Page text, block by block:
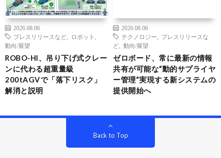
2026.08.06
プレスリリースなど
ロボット
動向/展望
ROBO-HI、吊り下げ式クレー
ンに代わる超重量級
200tAGVで「落下リスク」
解消と説明
2026.08.06
テクノロジー
プレスリリースな
ど
動向/展望
ゼロボード、常に最新の情報
共有が可能な“動的サプライヤ
ー管理”実現する新システムの
提供開始へ
Back to Top